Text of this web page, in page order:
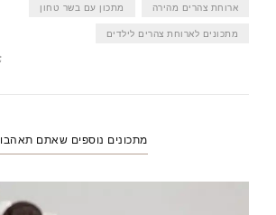
ארוחת צהרים מהירה מתכון עם בשר טחון
מתכונים לארוחת צהרים לילדים
מתכונים נוספים שאתם תאהבו